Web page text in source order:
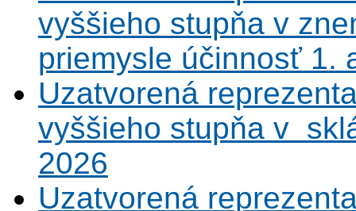
vyššieho stupňa v
priemysle účinnosť 1.
Uzatvorená
vyššieho stupňa v
2026
Uzatvorená